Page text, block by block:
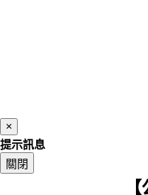
×
提示訊息
關閉